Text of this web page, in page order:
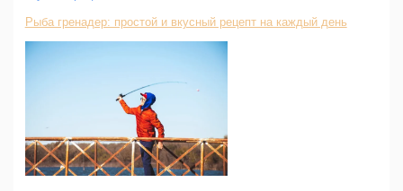
Рыба гренадер: простой и вкусный рецепт на каждый день